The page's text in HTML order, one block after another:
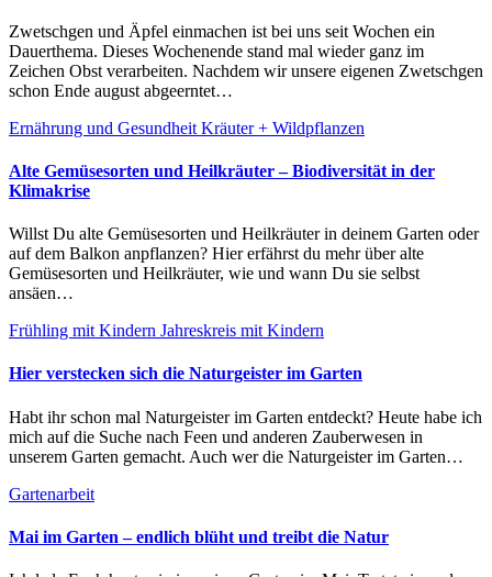
Zwetschgen und Äpfel einmachen ist bei uns seit Wochen ein
Dauerthema. Dieses Wochenende stand mal wieder ganz im
Zeichen Obst verarbeiten. Nachdem wir unsere eigenen Zwetschgen
schon Ende august abgeerntet…
Ernährung und Gesundheit Kräuter + Wildpflanzen
Alte Gemüsesorten und Heilkräuter – Biodiversität in der
Klimakrise
Willst Du alte Gemüsesorten und Heilkräuter in deinem Garten oder
auf dem Balkon anpflanzen? Hier erfährst du mehr über alte
Gemüsesorten und Heilkräuter, wie und wann Du sie selbst
ansäen…
Frühling mit Kindern Jahreskreis mit Kindern
Hier verstecken sich die Naturgeister im Garten
Habt ihr schon mal Naturgeister im Garten entdeckt? Heute habe ich
mich auf die Suche nach Feen und anderen Zauberwesen in
unserem Garten gemacht. Auch wer die Naturgeister im Garten…
Gartenarbeit
Mai im Garten – endlich blüht und treibt die Natur